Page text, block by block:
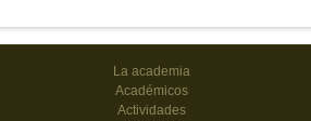
La academia
Académicos
Actividades